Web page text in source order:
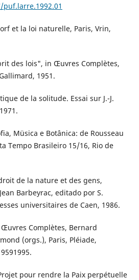
et la loi naturelle, Paris, Vrin,
des lois", in Œuvres Complètes,
1951.
de la solitude. Essai sur J.-J.
Müsica e Botânica: de Rousseau
Tempo Brasileiro 15/16, Rio de
de la nature et des gens,
Barbeyrac, editado por S.
universitaires de Caen, 1986.
Œuvres Complètes, Bernard
(orgs.), Paris, Pléiade,
pour rendre la Paix perpétuelle